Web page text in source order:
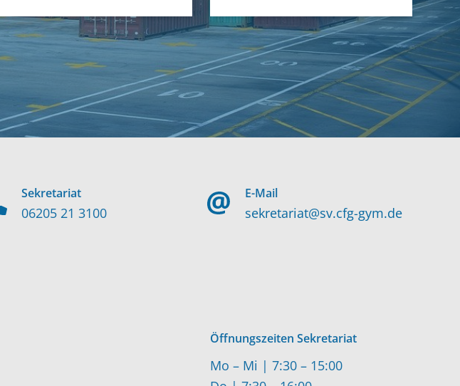
Sekretariat
06205 21 3100
E-Mail
sekretariat@sv.cfg-gym.de
Öffnungszeiten Sekretariat
Mo – Mi | 7:30 – 15:00